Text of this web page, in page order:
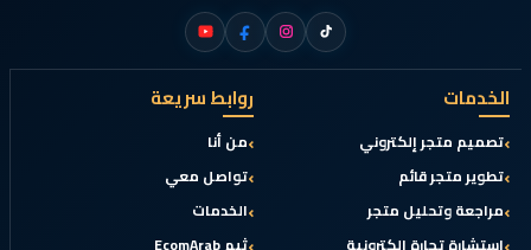
روابط سريعة
من أنا
تواصل معي
الخدمات
ثيم EcomArab
الخدمات
تصميم متجر إلكتروني
تطوير متجر قائم
مراجعة وتحليل متجر
استشارة تجارة الكترونية